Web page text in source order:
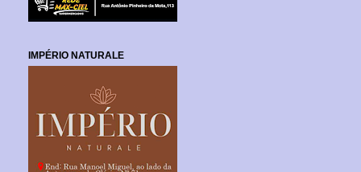
IMPÉRIO NATURALE